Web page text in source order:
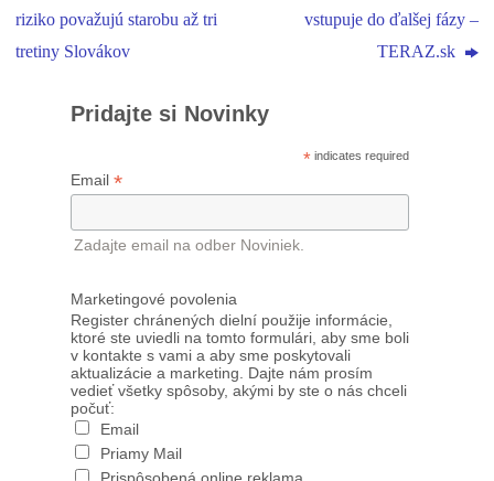
riziko považujú starobu až tri
tretiny Slovákov
vstupuje do ďalšej fázy –
TERAZ.sk
Pridajte si Novinky
* indicates required
Email *
Zadajte email na odber Noviniek.
Marketingové povolenia
Register chránených dielní použije informácie,
ktoré ste uviedli na tomto formulári, aby sme boli
v kontakte s vami a aby sme poskytovali
aktualizácie a marketing. Dajte nám prosím
vedieť všetky spôsoby, akými by ste o nás chceli
počuť:
Email
Priamy Mail